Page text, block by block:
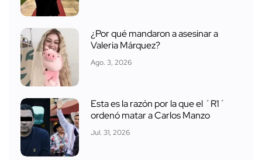
¿Por qué mandaron a asesinar a
Valeria Márquez?
Ago. 3, 2026
Esta es la razón por la que el ´R1´
ordenó matar a Carlos Manzo
Jul. 31, 2026